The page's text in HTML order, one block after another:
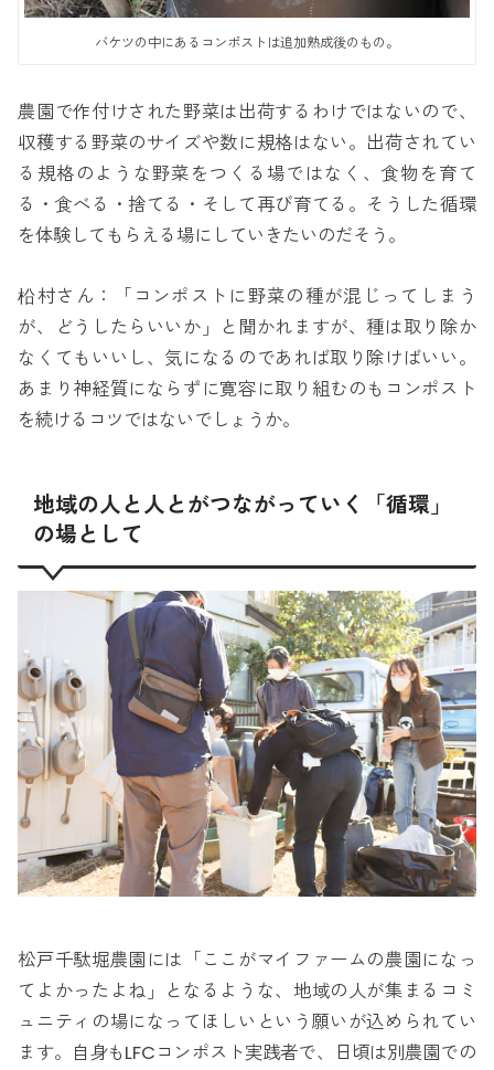
バケツの中にあるコンポストは追加熟成後のもの。
農園で作付けされた野菜は出荷するわけではないので、
収穫する野菜のサイズや数に規格はない。出荷されてい
る規格のような野菜をつくる場ではなく、食物を育て
る・食べる・捨てる・そして再び育てる。そうした循環
を体験してもらえる場にしていきたいのだそう。
柗村さん：「コンポストに野菜の種が混じってしまう
が、どうしたらいいか」と聞かれますが、種は取り除か
なくてもいいし、気になるのであれば取り除けばいい。
あまり神経質にならずに寛容に取り組むのもコンポスト
を続けるコツではないでしょうか。
地域の人と人とがつながっていく「循環」
の場として
松戸千駄堀農園には「ここがマイファームの農園になっ
てよかったよね」となるような、地域の人が集まるコミ
ュニティの場になってほしいという願いが込められてい
ます。自身もLFCコンポスト実践者で、日頃は別農園での